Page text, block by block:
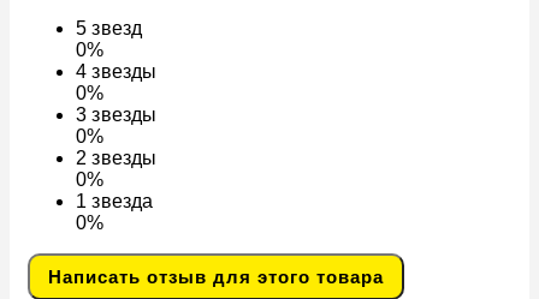
5звезд
0%
4звезды
0%
3звезды
0%
2звезды
0%
1звезда
0%
Написать отзыв для этого товара